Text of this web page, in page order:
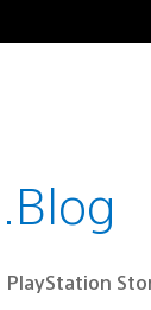
.Blog
PlayStation